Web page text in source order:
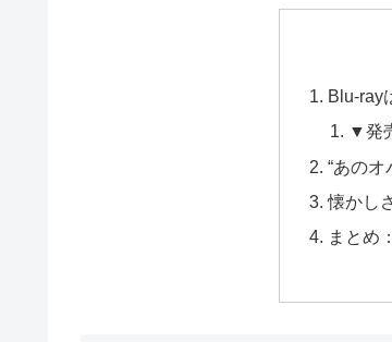
Blu-ray
▼発
“あのオ
懐かし
まとめ